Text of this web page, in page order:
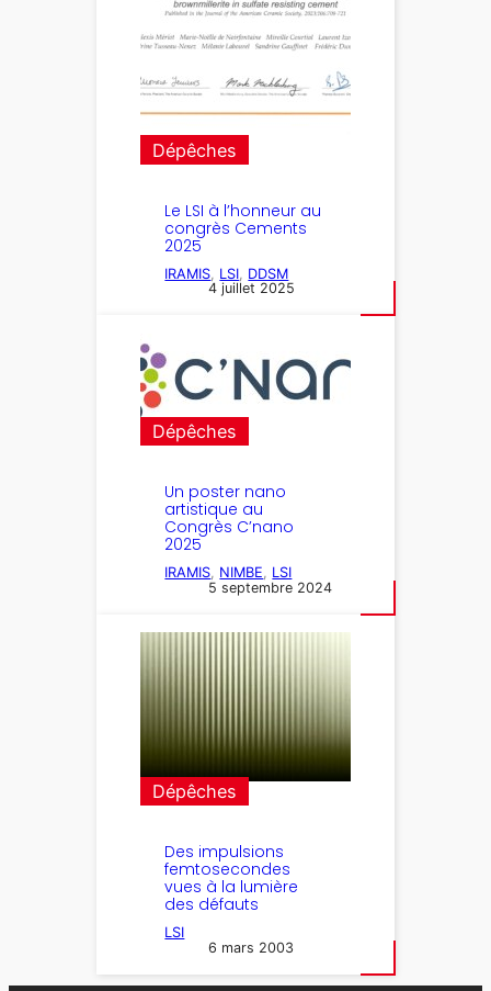
Dépêches
Le LSI à l’honneur au
congrès Cements
2025
IRAMIS LSI DDSM
4 juillet 2025
Dépêches
Un poster nano
artistique au
Congrès C’nano
2025
IRAMIS NIMBE
LSI
5 septembre 2024
Dépêches
Des impulsions
femtosecondes
vues à la lumière
des défauts
LSI
6 mars 2003